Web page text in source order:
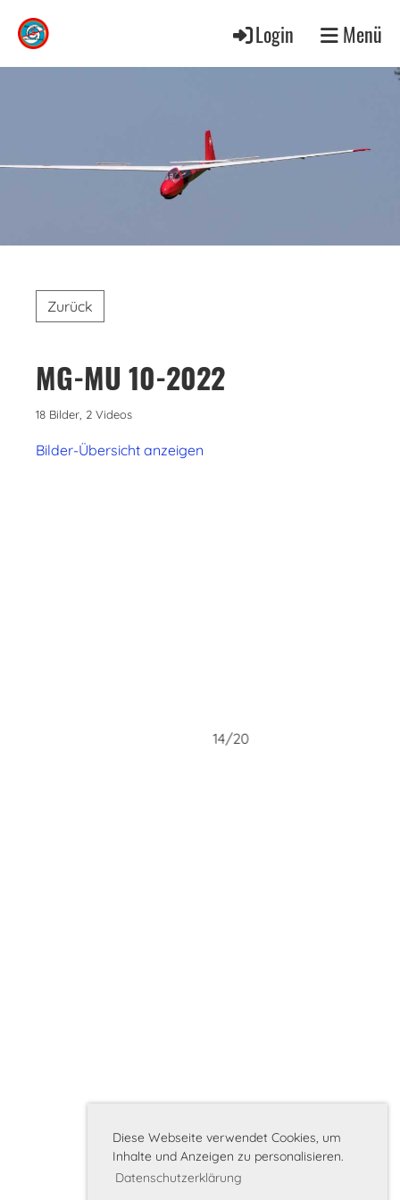
Diese Webseite verwendet Cookies, um
Inhalte und Anzeigen zu personalisieren.
Datenschutzerklärung
Login Menü
Zurück
MG-MU 10-2022
18 Bilder, 2 Videos
Bilder-Übersicht anzeigen
14/20